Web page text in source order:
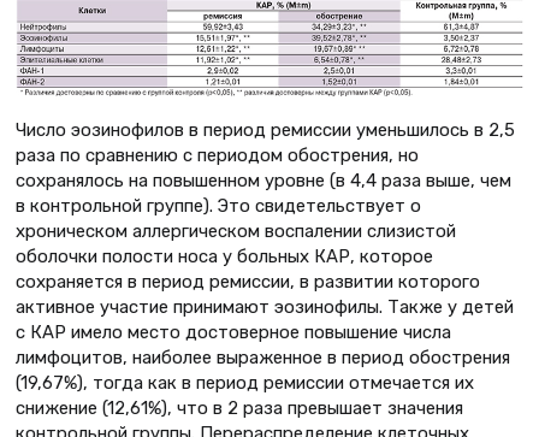
Число эозинофилов в период ремиссии уменьшилось в 2,5
раза по сравнению с периодом обострения, но
сохранялось на повышенном уровне (в 4,4 раза выше, чем
в контрольной группе). Это свидетельствует о
хроническом аллергическом воспалении слизистой
оболочки полости носа у больных КАР, которое
сохраняется в период ремиссии, в развитии которого
активное участие принимают эозинофилы. Также у детей
с КАР имело место достоверное повышение числа
лимфоцитов, наиболее выраженное в период обострения
(19,67%), тогда как в период ремиссии отмечается их
снижение (12,61%), что в 2 раза превышает значения